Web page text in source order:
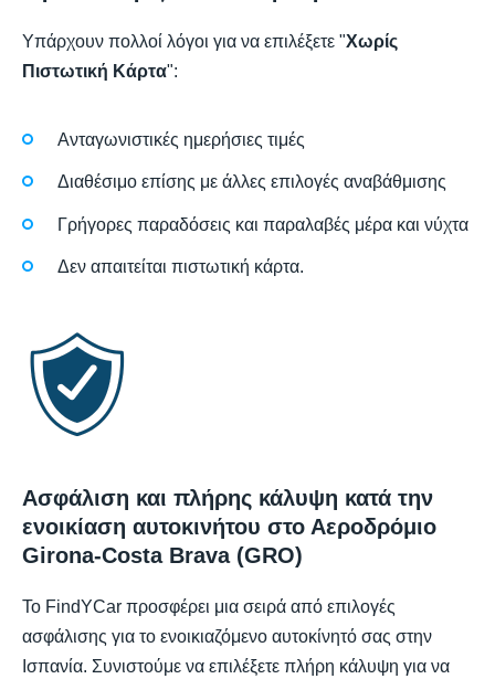
Υπάρχουν πολλοί λόγοι για να επιλέξετε "Χωρίς
Πιστωτική Κάρτα":
Ανταγωνιστικές ημερήσιες τιμές
Διαθέσιμο επίσης με άλλες επιλογές αναβάθμισης
Γρήγορες παραδόσεις και παραλαβές μέρα και νύχτα
Δεν απαιτείται πιστωτική κάρτα.
Ασφάλιση και πλήρης κάλυψη κατά την
ενοικίαση αυτοκινήτου στο Αεροδρόμιο
Girona-Costa Brava (GRO)
Το FindYCar προσφέρει μια σειρά από επιλογές
ασφάλισης για το ενοικιαζόμενο αυτοκίνητό σας στην
Ισπανία. Συνιστούμε να επιλέξετε πλήρη κάλυψη για να